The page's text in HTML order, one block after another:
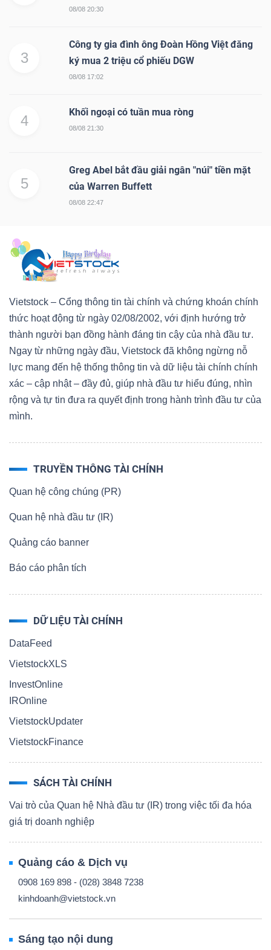
08/08 20:30
3
Công ty gia đình ông Đoàn Hồng Việt đăng
ký mua 2 triệu cổ phiếu DGW
08/08 17:02
4
Khối ngoại có tuần mua ròng
08/08 21:30
5
Greg Abel bắt đầu giải ngân "núi" tiền mặt
của Warren Buffett
08/08 22:47
Vietstock – Cổng thông tin tài chính và chứng khoán chính
thức hoạt động từ ngày 02/08/2002, với định hướng trở
thành người bạn đồng hành đáng tin cậy của nhà đầu tư.
Ngay từ những ngày đầu, Vietstock đã không ngừng nỗ
lực mang đến hệ thống thông tin và dữ liệu tài chính chính
xác – cập nhật – đầy đủ, giúp nhà đầu tư hiểu đúng, nhìn
rộng và tự tin đưa ra quyết định trong hành trình đầu tư của
mình.
TRUYỀN THÔNG TÀI CHÍNH
Quan hệ công chúng (PR)
Quan hệ nhà đầu tư (IR)
Quảng cáo banner
Báo cáo phân tích
DỮ LIỆU TÀI CHÍNH
DataFeed
VietstockXLS
InvestOnline
IROnline
VietstockUpdater
VietstockFinance
SÁCH TÀI CHÍNH
Vai trò của Quan hệ Nhà đầu tư (IR) trong việc tối đa hóa
giá trị doanh nghiệp
Quảng cáo & Dịch vụ
0908 169 898 - (028) 3848 7238
kinhdoanh@vietstock.vn
Sáng tạo nội dung